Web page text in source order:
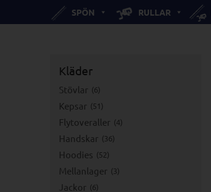
SPÖN RULLAR
Kläder
Stövlar 6
Kepsar 51
Flytoveraller 4
Handskar 36
Hoodies 52
Mellanlager 3
Jackor 6